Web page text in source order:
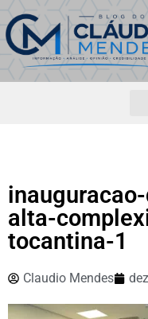
alta-
tocantina-1
Claudio Mendes